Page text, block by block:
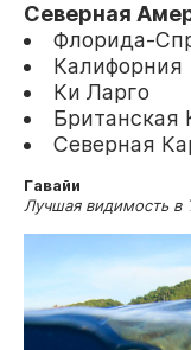
Северная
Флорида-
Калифорния
Ки Ларго
Британская
Северная
Гавайи
Лучшая видимость в